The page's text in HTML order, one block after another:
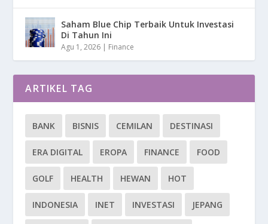
Saham Blue Chip Terbaik Untuk Investasi
Di Tahun Ini
Agu 1, 2026 | Finance
ARTIKEL TAG
BANK BISNIS CEMILAN DESTINASI
ERA DIGITAL EROPA FINANCE FOOD
GOLF HEALTH HEWAN HOT
INDONESIA INET INVESTASI JEPANG